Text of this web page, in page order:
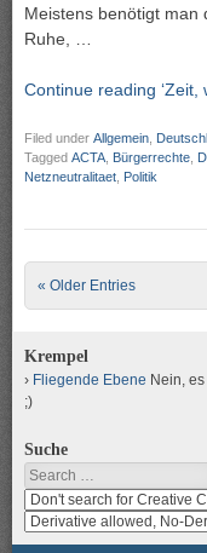
Meistens benötigt man
Ruhe, …
Continue reading ‘Zeit,
Filed under Allgemein
Tagged ACTA Bürgerrechte
Netzneutralitaet Politik
Post navigation
« Older Entries
Krempel
Fliegende Ebene Nein,
;)
Suche
Search
Search
media
for
search
media